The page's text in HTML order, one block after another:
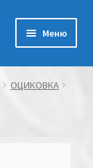
Меню
ОЦИКОВКА